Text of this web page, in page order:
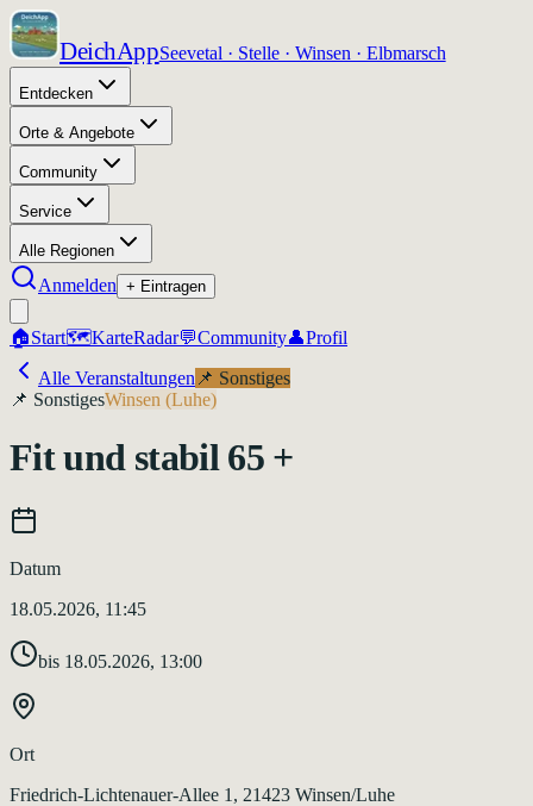
DeichAppSeevetal · Stelle · Winsen · Elbmarsch
Entdecken
Orte & Angebote
Community
Service
Alle Regionen
Anmelden + Eintragen
🏠Start🗺️KarteRadar💬Community👤Profil
Alle Veranstaltungen 📌 Sonstiges
📌 SonstigesWinsen (Luhe)
Fit und stabil 65 +
Datum
18.05.2026, 11:45
bis 18.05.2026, 13:00
Ort
Friedrich-Lichtenauer-Allee 1, 21423 Winsen/Luhe